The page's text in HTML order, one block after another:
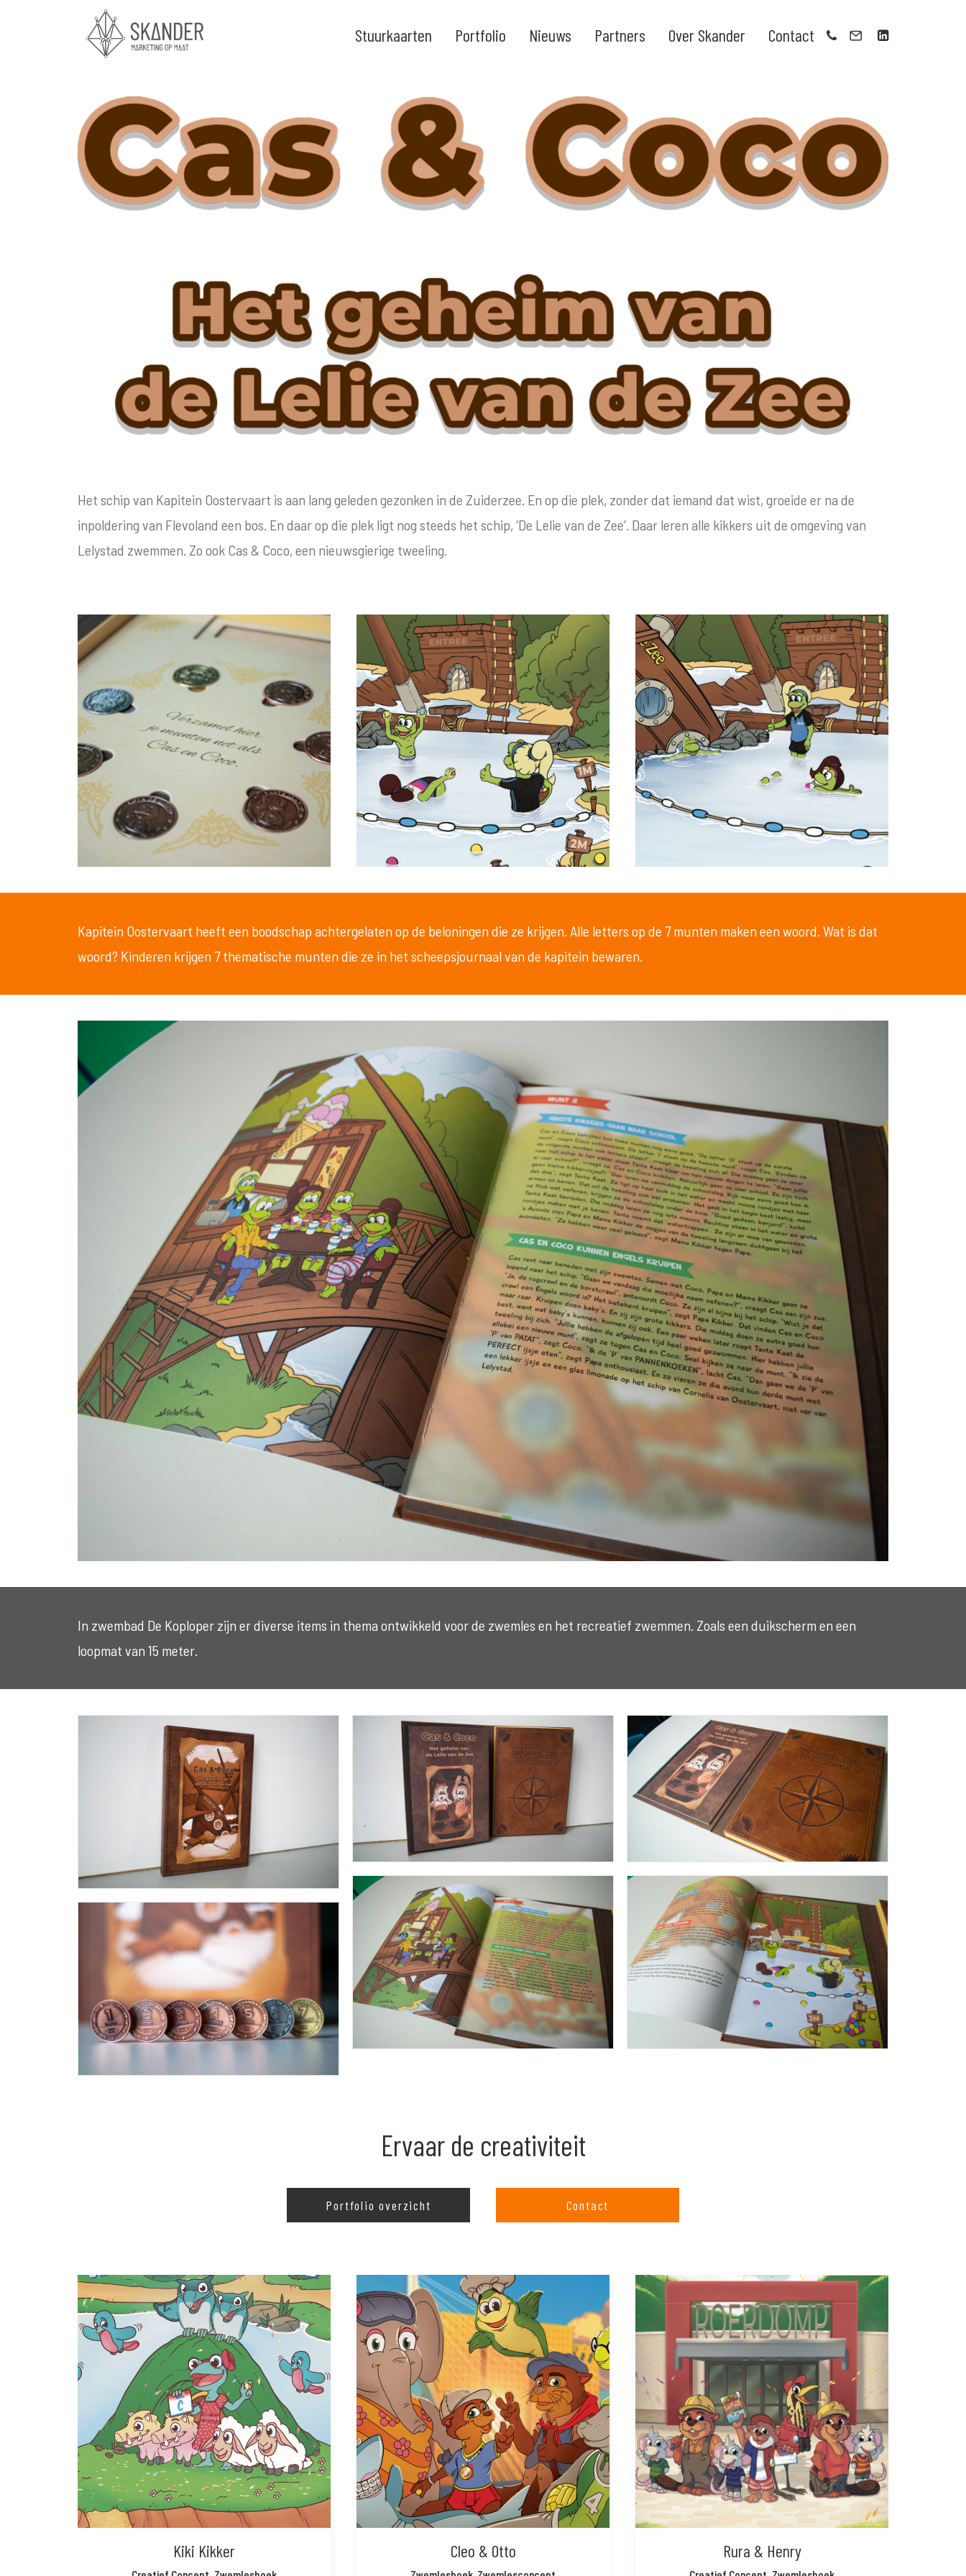
Stuurkaarten Portfolio Nieuws Partners Over Skander Contact
Het schip van Kapitein Oostervaart is aan lang geleden gezonken in de Zuiderzee. En op die plek, zonder dat iemand dat wist, groeide er na de
inpoldering van Flevoland een bos. En daar op die plek ligt nog steeds het schip, ‘De Lelie van de Zee’. Daar leren alle kikkers uit de omgeving van
Lelystad zwemmen. Zo ook Cas & Coco, een nieuwsgierige tweeling.
Kapitein Oostervaart heeft een boodschap achtergelaten op de beloningen die ze krijgen. Alle letters op de 7 munten maken een woord. Wat is dat
woord? Kinderen krijgen 7 thematische munten die ze in het scheepsjournaal van de kapitein bewaren.
In zwembad De Koploper zijn er diverse items in thema ontwikkeld voor de zwemles en het recreatief zwemmen. Zoals een duikscherm en een
loopmat van 15 meter.
Ervaar de creativiteit
Portfolio overzicht Contact
Kiki Kikker Cleo & Otto Rura & Henry